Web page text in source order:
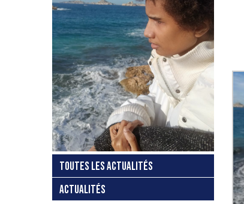
TOUTES LES ACTUALITÉS
ACTUALITÉS